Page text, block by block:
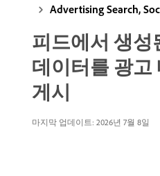
Advertising Search,
피드에서 생성
데이터를 광고
게시
마지막 업데이트: 2026년 7월 8일